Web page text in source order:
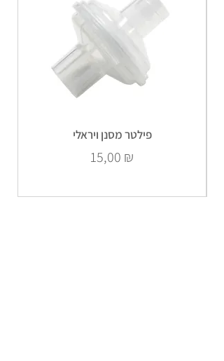
פילטר מסנן ויראלי
Prix
15,00 ₪